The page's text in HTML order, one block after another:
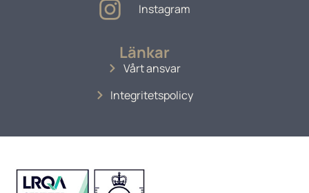
Instagram
Länkar
Vårt ansvar
Integritetspolicy